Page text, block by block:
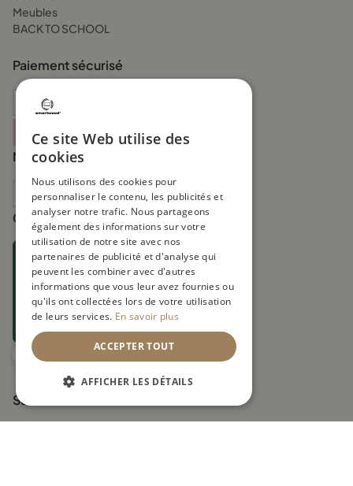
Meubles
BACK TO SCHOOL
Paiement sécurisé
Nos transporteurs
Certificats
Membership nr
1655198242361
UIN FR271219_01XYOL
Suivez-nous
Ce site Web utilise des
cookies
Nous utilisons des cookies pour
personnaliser le contenu, les publicités et
analyser notre trafic. Nous partageons
également des informations sur votre
utilisation de notre site avec nos
partenaires de publicité et d'analyse qui
peuvent les combiner avec d'autres
informations que vous leur avez fournies ou
qu'ils ont collectées lors de votre utilisation
de leurs services. En savoir plus
ACCEPTER TOUT
AFFICHER LES DÉTAILS